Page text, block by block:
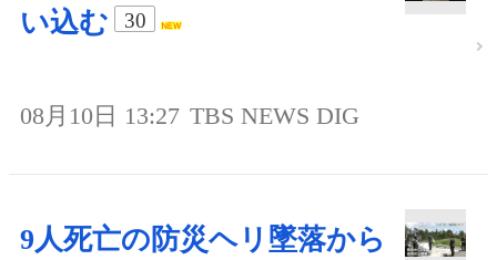
い込む
30
08月10日 13:27 TBS NEWS DIG
9人死亡の防災ヘリ墜落から